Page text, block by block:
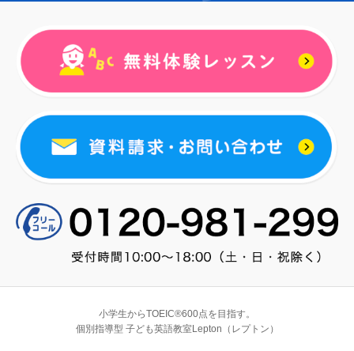
小学生からTOEIC®600点を目指す。
個別指導型 子ども英語教室Lepton（レプトン）